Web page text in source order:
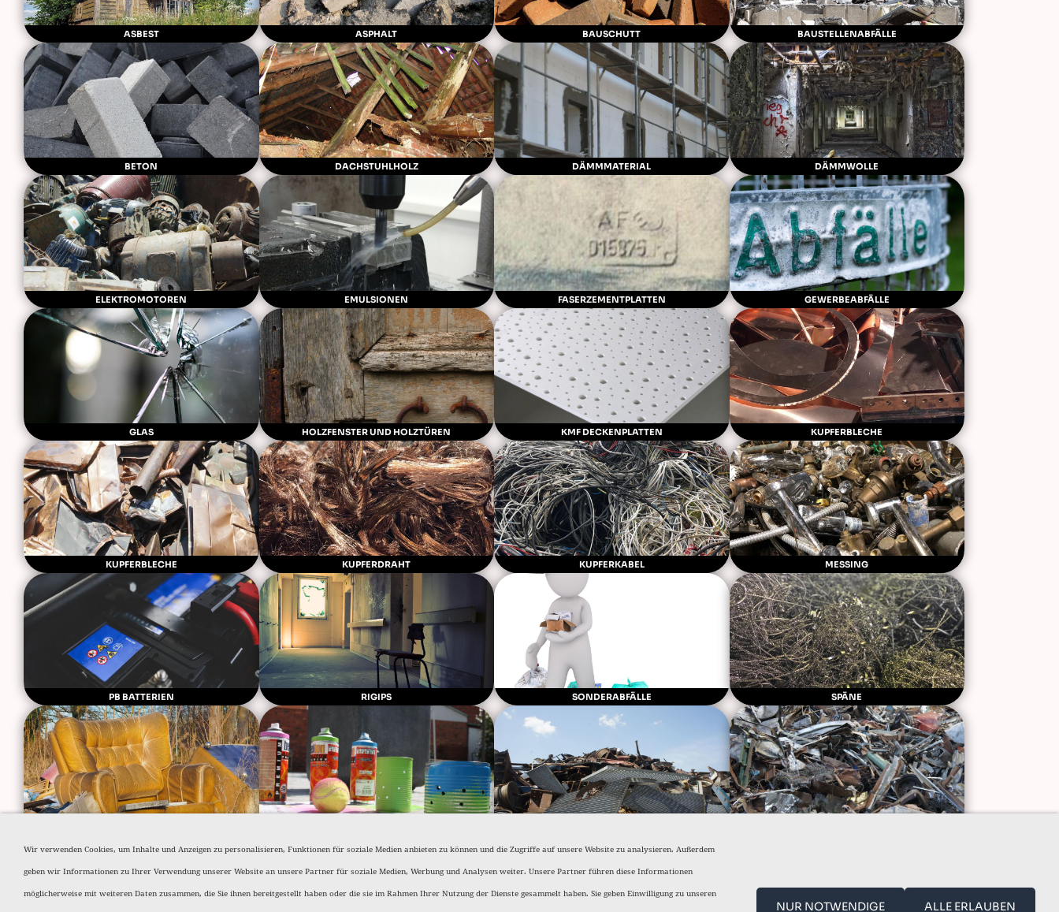
ASBEST ASPHALT BAUSCHUTT BAUSTELLENABFÄLLE
BETON DACHSTUHLHOLZ DÄMMMATERIAL DÄMMWOLLE
ELEKTROMOTOREN EMULSIONEN FASERZEMENTPLATTEN GEWERBEABFÄLLE
GLAS HOLZFENSTER UND HOLZTÜREN KMF DECKENPLATTEN KUPFERBLECHE
KUPFERBLECHE KUPFERDRAHT KUPFERKABEL MESSING
PB BATTERIEN RIGIPS SONDERABFÄLLE SPÄNE
HINWEISGEBERSYSTEM (WHISTLEBLOWER)
Wir verwenden Cookies, um Inhalte und Anzeigen zu personalisieren, Funktionen für soziale Medien anbieten zu können und die Zugriffe auf unsere Website zu analysieren. Außerdem
geben wir Informationen zu Ihrer Verwendung unserer Website an unsere Partner für soziale Medien, Werbung und Analysen weiter. Unsere Partner führen diese Informationen
möglicherweise mit weiteren Daten zusammen, die Sie ihnen bereitgestellt haben oder die sie im Rahmen Ihrer Nutzung der Dienste gesammelt haben. Sie geben Einwilligung zu unseren
NUR NOTWENDIGE ALLE ERLAUBEN